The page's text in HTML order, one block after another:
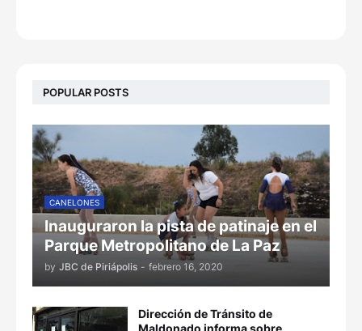
POPULAR POSTS
CANELONES
Inauguraron la pista de patinaje en el
Parque Metropolitano de La Paz
by JBC de Piriápolis - febrero 16, 2020
Dirección de Tránsito de
Maldonado informa sobre